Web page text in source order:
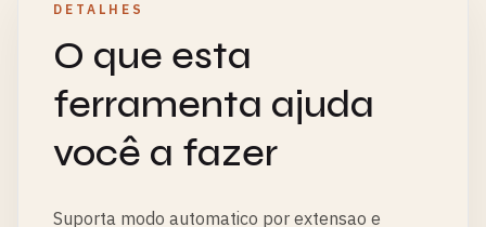
DETALHES
O que esta
ferramenta ajuda
você a fazer
Suporta modo automatico por extensao e